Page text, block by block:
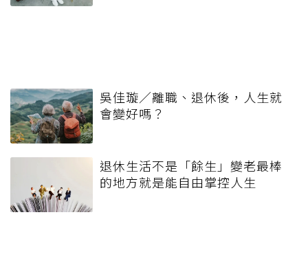
吳佳璇／離職、退休後，人生就
會變好嗎？
退休生活不是「餘生」變老最棒
的地方就是能自由掌控人生